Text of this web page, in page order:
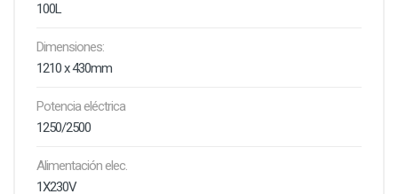
100L
Dimensiones:
1210 x 430mm
Potencia eléctrica
1250/2500
Alimentación elec.
1X230V